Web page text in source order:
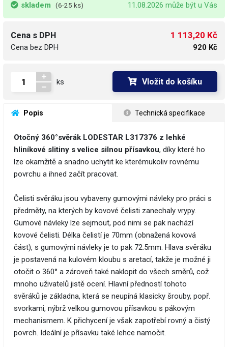
skladem (6-25 ks) 11.08.2026 může být u Vás
Cena s DPH
Cena bez DPH
1 113,20 Kč
920 Kč
ks Vložit do košíku
Popis Technická specifikace
Otočný 360°svěrák LODESTAR L317376 z lehké
hliníkové slitiny s velice silnou přísavkou, díky které ho
lze okamžitě a snadno uchytit ke kterémukoliv rovnému
povrchu a ihned začít pracovat.
Čelisti svěráku jsou vybaveny gumovými návleky pro práci s
předměty, na kterých by kovové čelisti zanechaly vrypy.
Gumové návleky lze sejmout, pod nimi se pak nachází
kovové čelisti. Délka čelistí je 70mm (obnažená kovová
část), s gumovými návleky je to pak 72.5mm. Hlava svěráku
je postavená na kulovém kloubu s aretací, takže je možné ji
otočit o 360° a zároveň také naklopit do všech směrů, což
mnoho uživatelů jistě ocení. Hlavní předností tohoto
svěráků je základna, která se neupíná klasicky šrouby, popř.
svorkami, nýbrž velkou gumovou přísavkou s pákovým
mechanismem. K přichycení je však zapotřebí rovný a čistý
povrch. Ideální je přísavku také lehce namočit.